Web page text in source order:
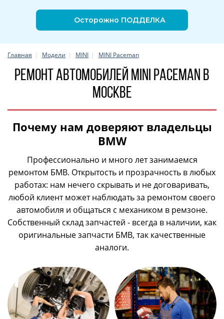
Осторожно ПОДДЕЛКА
Главная Модели MINI MINI Paceman
Ремонт автомобилей MINI Paceman в
Москве
Почему нам доверяют владельцы
BMW
Профессионально и много лет занимаемся
ремонтом БМВ. Открытость и прозрачность в любых
работах: нам нечего скрывать и не договаривать,
любой клиент может наблюдать за ремонтом своего
автомобиля и общаться с механиком в ремзоне.
Собственный склад запчастей - всегда в наличии, как
оригинальные запчасти БМВ, так качественные
аналоги.